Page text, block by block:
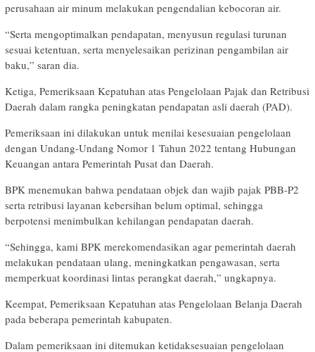
perusahaan air minum melakukan pengendalian kebocoran air.
“Serta mengoptimalkan pendapatan, menyusun regulasi turunan
sesuai ketentuan, serta menyelesaikan perizinan pengambilan air
baku,” saran dia.
Ketiga, Pemeriksaan Kepatuhan atas Pengelolaan Pajak dan Retribusi
Daerah dalam rangka peningkatan pendapatan asli daerah (PAD).
Pemeriksaan ini dilakukan untuk menilai kesesuaian pengelolaan
dengan Undang-Undang Nomor 1 Tahun 2022 tentang Hubungan
Keuangan antara Pemerintah Pusat dan Daerah.
BPK menemukan bahwa pendataan objek dan wajib pajak PBB-P2
serta retribusi layanan kebersihan belum optimal, sehingga
berpotensi menimbulkan kehilangan pendapatan daerah.
“Sehingga, kami BPK merekomendasikan agar pemerintah daerah
melakukan pendataan ulang, meningkatkan pengawasan, serta
memperkuat koordinasi lintas perangkat daerah,” ungkapnya.
Keempat, Pemeriksaan Kepatuhan atas Pengelolaan Belanja Daerah
pada beberapa pemerintah kabupaten.
Dalam pemeriksaan ini ditemukan ketidaksesuaian pengelolaan